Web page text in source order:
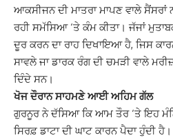
ਆਕਸੀਜਨ ਦੀ ਮਾਤਰਾ ਮਾਪਣ ਵਾਲੇ
ਰਹੀ ਸਮੱਸਿਆ ‘ਤੇ ਕੰਮ ਕੀਤਾ। ਜੱਜਾਂ
ਦੂਰ ਕਰਨ ਦਾ ਰਾਹ ਦਿਖਾਇਆ ਹੈ, ਜਿਸ
ਸਾਵਲੇ ਜਾ ਡਾਰਕ ਰੰਗ ਦੀ ਚਮੜੀ ਵਾਲੇ
ਦਿੰਦੇ ਸਨ।
ਖੋਜ ਦੌਰਾਨ ਸਾਹਮਣੇ ਆਈ ਅਹਿਮ ਗੱਲ
ਗੁਰਨੂਰ ਨੇ ਦੱਸਿਆ ਕਿ ਆਮ ਤੌਰ ‘ਤੇ ਇਹ
ਸਿਰਫ਼ ਡਾਟਾ ਦੀ ਘਾਟ ਕਾਰਨ ਪੈਦਾ ਹੁੰਦੀ